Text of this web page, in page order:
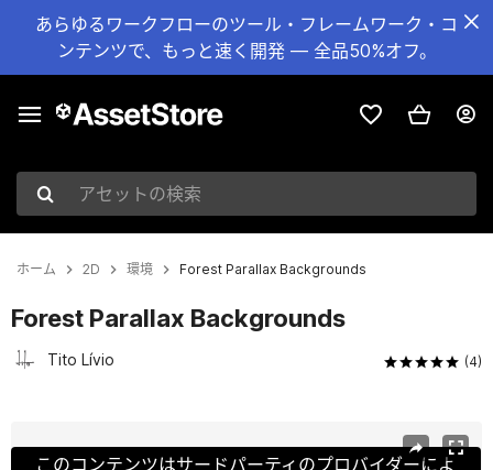
あらゆるワークフローのツール・フレームワーク・コ
ンテンツで、もっと速く開発 — 全品50%オフ。
アセットの検索
ホーム 2D 環境 Forest Parallax Backgrounds
Forest Parallax Backgrounds
Tito Lívio (4)
このコンテンツはサードパーティのプロバイダーによ